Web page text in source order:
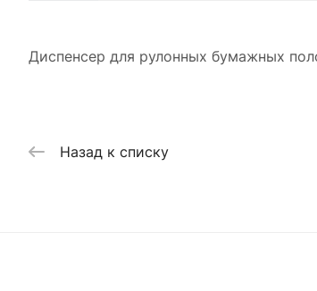
Диспенсер для рулонных бумажных
Назад к списку